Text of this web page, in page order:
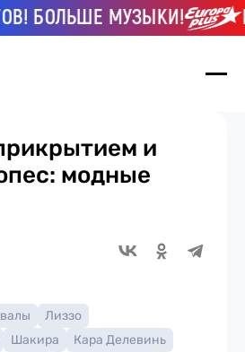
БОЛЬШЕ МУЗЫКИ!
и
модные
Лиззо
Шакира
Кара Делевинь